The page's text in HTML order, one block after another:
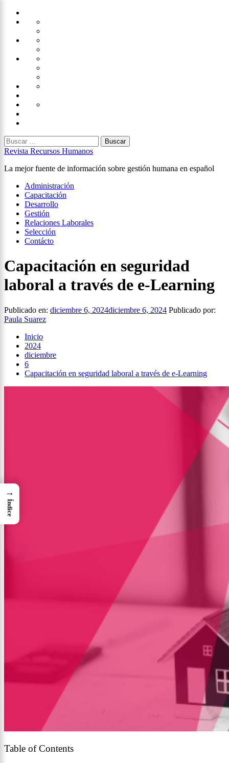
Saltar
Administración
Capacitación
Desarrollo
Gestión
Laborales
Selección
Buscar:
Revista Recursos Humanos
La mejor fuente de información sobre gestión humana en español
Menú
principal
Administración
Capacitación
Desarrollo
Gestión
Relaciones Laborales
Selección
Contácto
Capacitación en seguridad
laboral a través de e-Learning
Publicado en: diciembre 6, 2024diciembre 6, 2024 Publicado por:
Paula Suarez
Inicio
2024
diciembre
6
Capacitación en seguridad laboral a través de e-Learning
Table of Contents
→
Índice